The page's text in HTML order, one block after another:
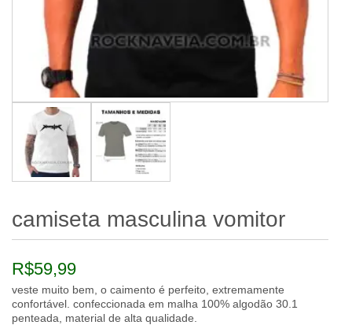
camiseta masculina vomitor
R$59,99
veste muito bem, o caimento é perfeito, extremamente
confortável. confeccionada em malha 100% algodão 30.1
penteada, material de alta qualidade.